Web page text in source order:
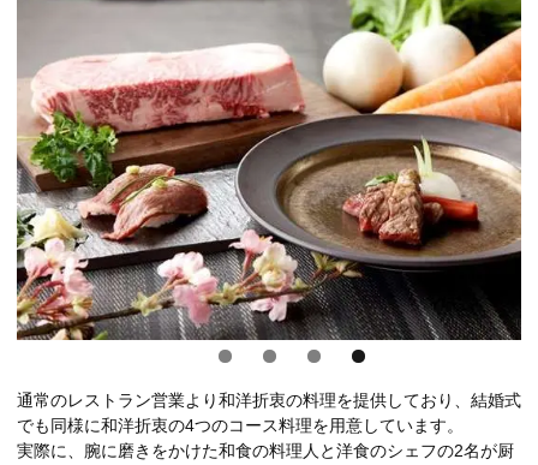
通常のレストラン営業より和洋折衷の料理を提供しており、結婚式
でも同様に和洋折衷の4つのコース料理を用意しています。
実際に、腕に磨きをかけた和食の料理人と洋食のシェフの2名が厨